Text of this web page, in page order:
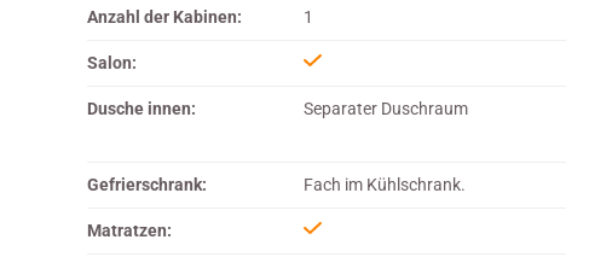
Anzahl der Kabinen: 1
Salon:
Dusche innen: Separater Duschraum
Gefrierschrank: Fach im Kühlschrank.
Matratzen: